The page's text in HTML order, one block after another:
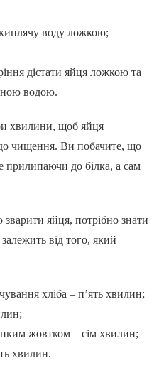
воду ложкою;
дістати яйця ложкою та
водою.
хвилини, щоб яйця
чищення. Ви побачите, що
прилипаючи до білка, а сам
яйця, потрібно знати
від того, який
хліба – п’ять хвилин;
жовтком – сім хвилин;
хвилин.